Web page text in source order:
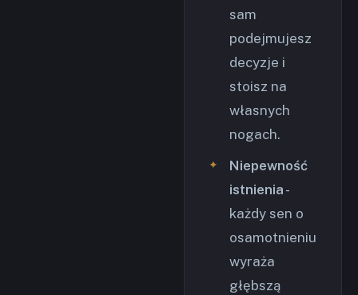
sam
podejmujesz
decyzje i
stoisz na
własnych
nogach.
Niepewność
istnienia -
każdy sen o
osamotnieniu
wyraża
głębszą